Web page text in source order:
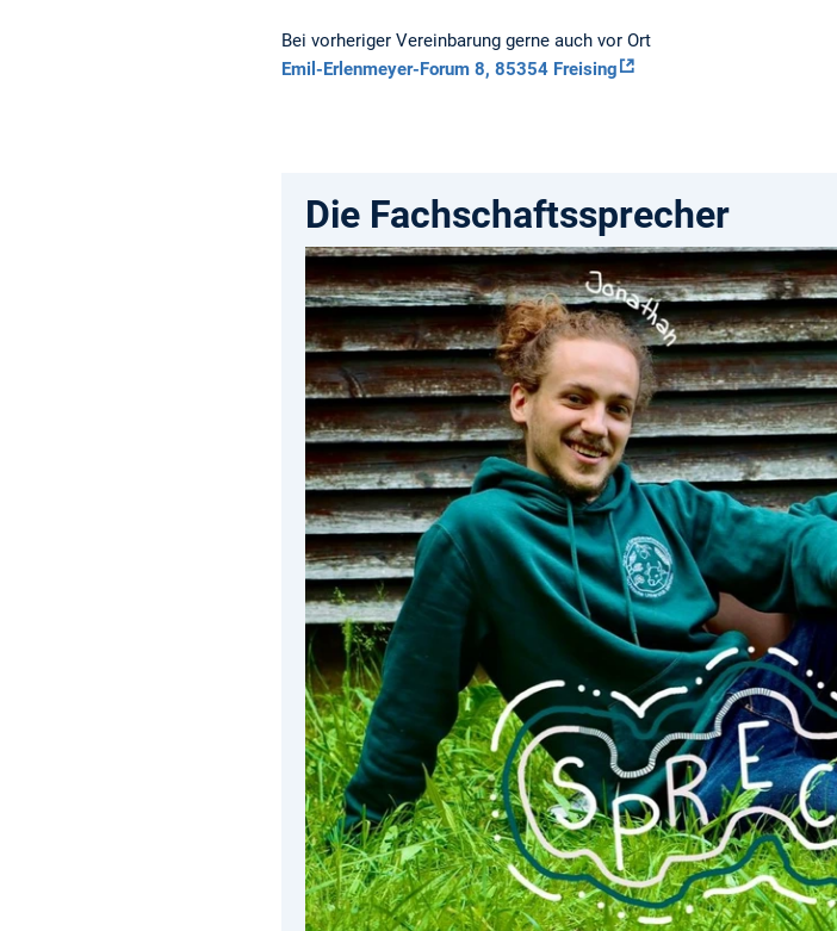
Bei vorheriger Vereinbarung gerne auch vor Ort
Emil-Erlenmeyer-Forum 8, 85354 Freising
Die Fachschaftssprecher